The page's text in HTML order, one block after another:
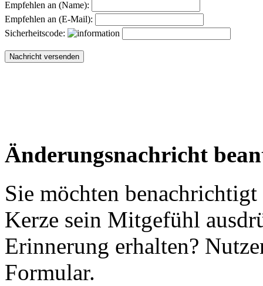
Empfehlen an (Name):
Empfehlen an (E-Mail):
Sicherheitscode:
Änderungsnachricht
Sie möchten
Kerze sein Mitgefühl
Erinnerung erhalten?
Formular.